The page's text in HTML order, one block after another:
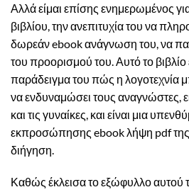
Αλλά είμαι επίσης ενημερωμένος
βιβλίου, την ανεπιτυχία του να
δωρεάν ebook ανάγνωση του, να
του προορισμού του. Αυτό το βιβλίο
παράδειγμα του πώς η λογοτεχνία
να ενδυναμώσει τους αναγνώστες,
και τις γυναίκες, και είναι μια
εκπροσώπησης ebook λήψη pdf της
διήγηση.
Καθώς έκλεισα το εξώφυλλο αυτού